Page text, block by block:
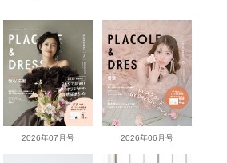
2026年07月号 2026年06月号